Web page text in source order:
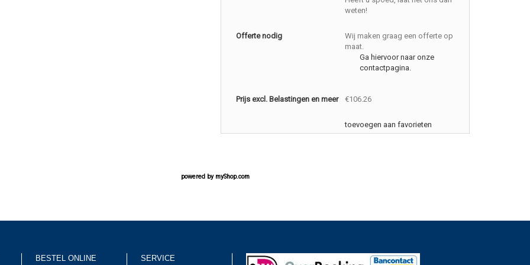
weten!
Offerte nodig
Wij maken graag een offerte op
maat.
Ga hiervoor naar onze
contactpagina.
Prijs excl. Belastingen en meer €106.26
toevoegen aan favorieten
powered by myShop.com
BESTEL ONLINE SERVICE